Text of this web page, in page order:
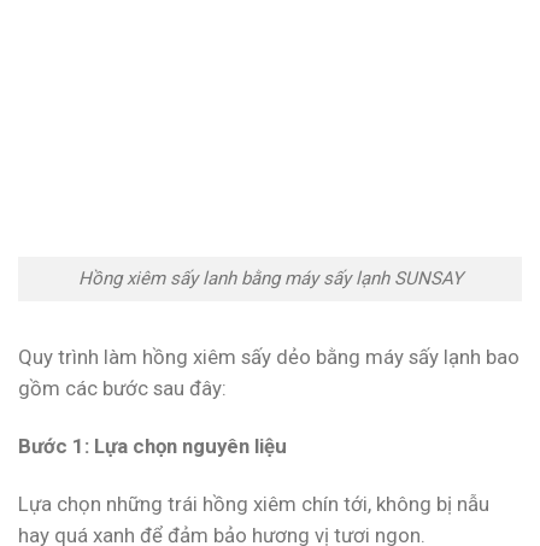
Hồng xiêm sấy lanh bằng máy sấy lạnh SUNSAY
Quy trình làm hồng xiêm sấy dẻo bằng máy sấy lạnh bao
gồm các bước sau đây:
Bước 1: Lựa chọn nguyên liệu
Lựa chọn những trái hồng xiêm chín tới, không bị nẫu
hay quá xanh để đảm bảo hương vị tươi ngon.